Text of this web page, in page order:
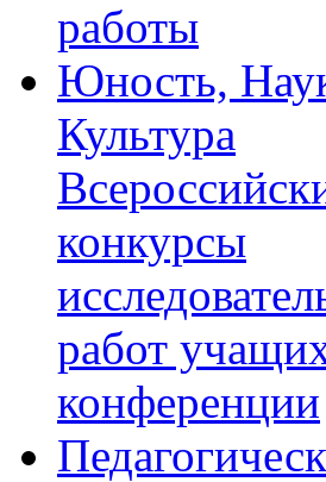
работы
Юность,
Культура
конкурсы
работ
конференции